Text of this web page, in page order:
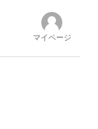
マイページ